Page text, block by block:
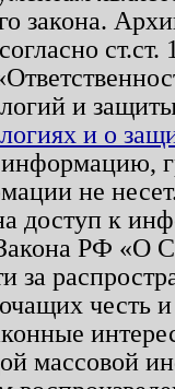
закона.
и
и о
не
доступ к
РФ «О
за
честь
массовой